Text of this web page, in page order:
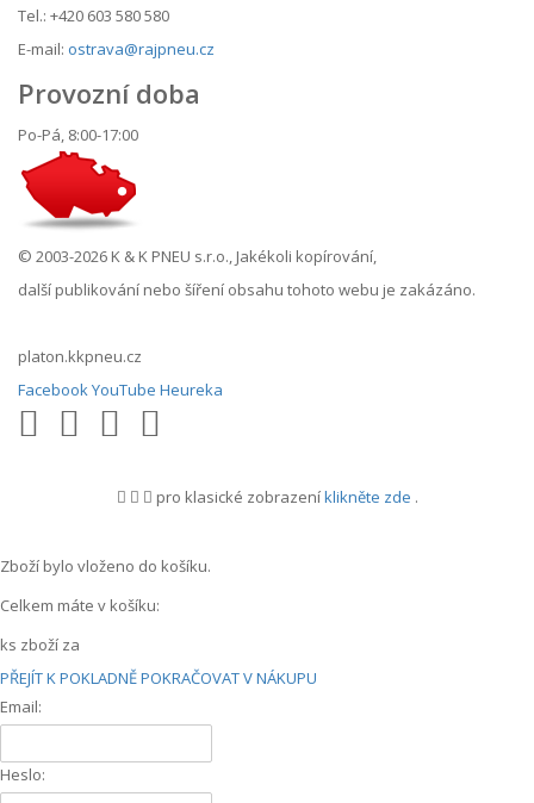
Tel.: +420 603 580 580
E-mail: ostrava@rajpneu.cz
Provozní doba
Po-Pá, 8:00-17:00
© 2003-2026 K & K PNEU s.r.o., Jakékoli kopírování,
další publikování nebo šíření obsahu tohoto webu je zakázáno.
platon.kkpneu.cz
FacebookYouTube Heureka
pro klasické zobrazeníklikněte zde .
Zboží bylo vloženo do košíku.
Celkem máte v košíku:
ks zboží za
PŘEJÍT K POKLADNĚPOKRAČOVAT V NÁKUPU
Email:
Heslo: